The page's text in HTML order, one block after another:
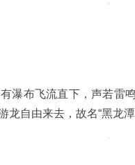
瀑布飞流直下，声若雷
自由来去，故名“黑龙潭”